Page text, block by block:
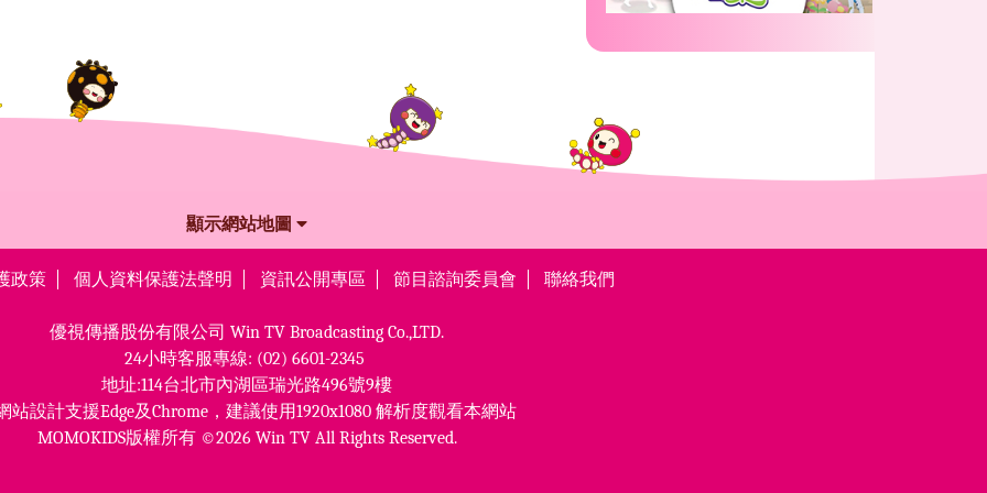
顯示網站地圖
政策 個人資料保護法聲明 資訊公開專區 節目諮詢委員會 聯絡我們
優視傳播股份有限公司 Win TV Broadcasting Co.,LTD.
24小時客服專線: (02) 6601-2345
地址:114台北市內湖區瑞光路496號9樓
站設計支援Edge及Chrome， 建議使用1920x1080 解析度觀看本網站
MOMOKIDS版權所有 ©2026 Win TV All Rights Reserved.